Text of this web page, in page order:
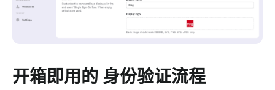
开箱即用的 身份验证流程